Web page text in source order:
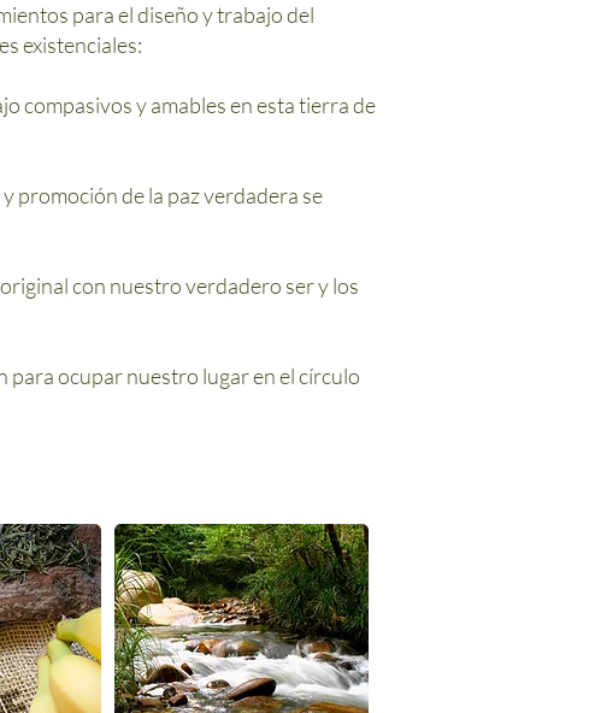
para el diseño y trabajo del
existenciales:
compasivos y amables en esta tierra de
promoción de la paz verdadera se
con nuestro verdadero ser y los
ocupar nuestro lugar en el círculo